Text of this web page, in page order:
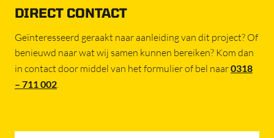
DIRECT CONTACT
Geïnteresseerd geraakt naar aanleiding van dit project? Of
benieuwd naar wat wij samen kunnen bereiken? Kom dan
in contact door middel van het formulier of bel naar0318
– 711 002